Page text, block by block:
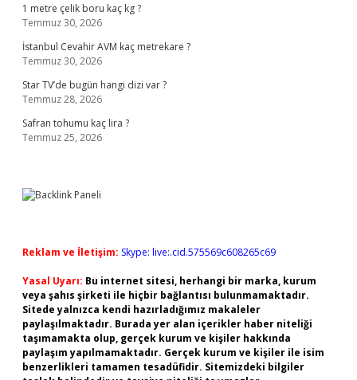
1 metre çelik boru kaç kg ?
Temmuz 30, 2026
İstanbul Cevahir AVM kaç metrekare ?
Temmuz 30, 2026
Star TV’de bugün hangi dizi var ?
Temmuz 28, 2026
Safran tohumu kaç lira ?
Temmuz 25, 2026
Reklam ve İletişim: Skype: live:.cid.575569c608265c69
Yasal Uyarı: Bu internet sitesi, herhangi bir marka, kurum
veya şahıs şirketi ile hiçbir bağlantısı bulunmamaktadır.
Sitede yalnızca kendi hazırladığımız makaleler
paylaşılmaktadır. Burada yer alan içerikler haber niteliği
taşımamakta olup, gerçek kurum ve kişiler hakkında
paylaşım yapılmamaktadır. Gerçek kurum ve kişiler ile isim
benzerlikleri tamamen tesadüfidir. Sitemizdeki bilgiler